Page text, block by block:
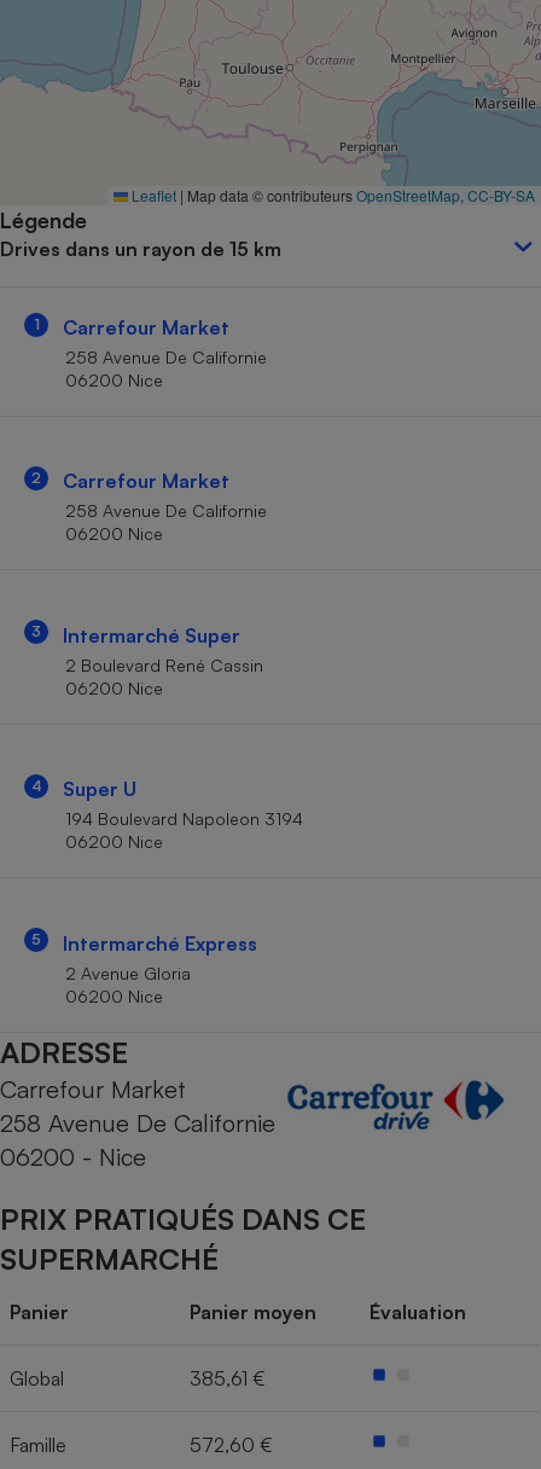
Leaflet | Map data © contributeursOpenStreetMap CC-BY-SA
Légende
Drives dans un rayon de 15 km
1 Carrefour Market
258 Avenue De Californie
06200 Nice
2 Carrefour Market
258 Avenue De Californie
06200 Nice
3 Intermarché Super
2 Boulevard René Cassin
06200 Nice
4 Super U
194 Boulevard Napoleon 3194
06200 Nice
5 Intermarché Express
2 Avenue Gloria
06200 Nice
ADRESSE
Carrefour Market
258 Avenue De Californie
06200 - Nice
PRIX PRATIQUÉS DANS CE
SUPERMARCHÉ
Panier Panier moyen Évaluation
Global 385,61 €
Famille 572,60 €
Complément
alimentaire
Assurance emprunteur
Petit électroménager -
Cafetière à expressos
Robot ménager
Mutuelle